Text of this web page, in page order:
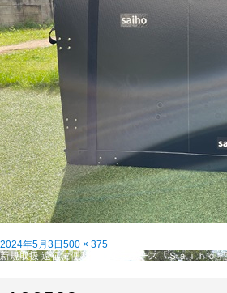
投
稿
2024年5月3日 フ
ル
500 × 375
投
新規取扱 遠征に便利なバイクケース「Ｓａｉｈｏ」